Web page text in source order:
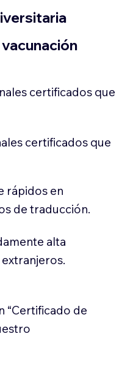
certificados que
certificados que
rápidos en
de traducción.
alta
“Certificado de